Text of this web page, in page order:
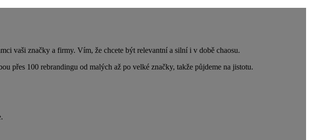
vaši značky a firmy. Vím, že chcete být relevantní a silní i v době chaosu.
přes 100 rebrandingu od malých až po velké značky, takže půjdeme na jistotu.